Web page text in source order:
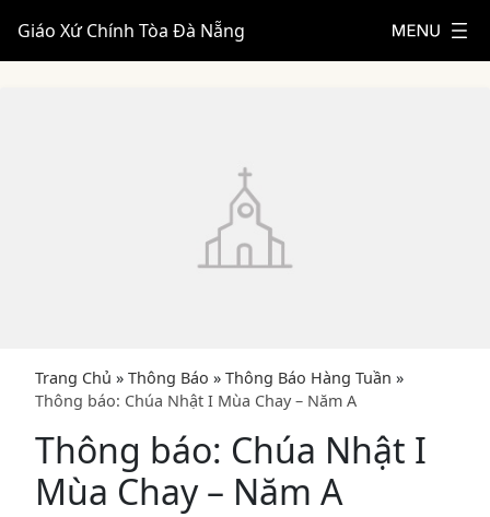
Giáo Xứ Chính Tòa Đà Nẵng
Trang Chủ » Thông Báo » Thông Báo Hàng Tuần »
Thông báo: Chúa Nhật I Mùa Chay – Năm A
Thông báo: Chúa Nhật I
Mùa Chay – Năm A